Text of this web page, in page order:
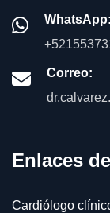
WhatsApp:
Correo:
Enlaces
Cardiólogo